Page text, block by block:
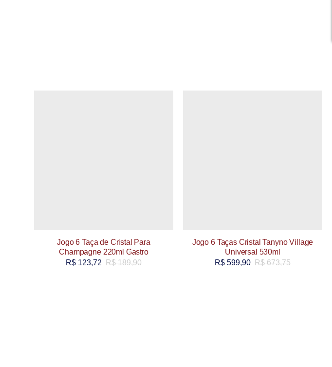
Jogo 6 Taça de Cristal Para
Champagne 220ml Gastro
R$189,90
R$ 123,72
Jogo 6 Taças Cristal Tanyno Village
Universal 530ml
R$673,75
R$ 599,90